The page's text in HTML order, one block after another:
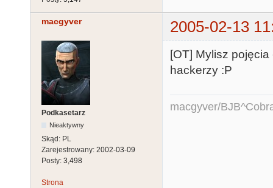
macgyver 2005-02-13
Podkasetarz
Nieaktywny
Skąd: PL
Zarejestrowany: 2002-03-09
Posty: 3,498
[OT] Mylisz
hackerzy :P
macgyver/
Strona